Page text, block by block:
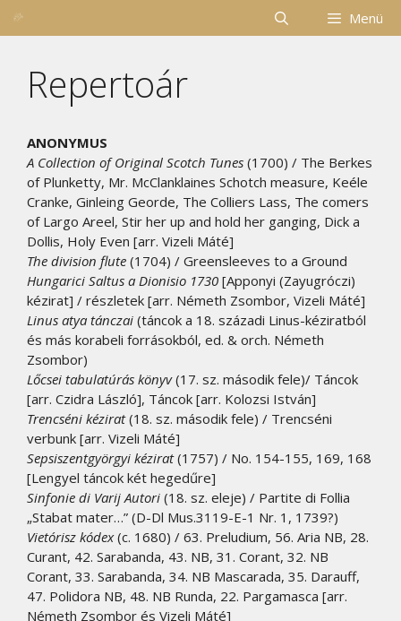
Kilépés
Menü
Repertoár
ANONYMUS
A Collection of Original Scotch Tunes (1700) / The Berkes
of Plunketty, Mr. McClanklaines Schotch measure, Keéle
Cranke, Ginleing Georde, The Colliers Lass, The comers
of Largo Areel, Stir her up and hold her ganging, Dick a
Dollis, Holy Even [arr. Vizeli Máté]
The division flute (1704) / Greensleeves to a Ground
Hungarici Saltus a Dionisio 1730 [Apponyi (Zayugróczi)
kézirat] / részletek [arr. Németh Zsombor, Vizeli Máté]
Linus atya tánczai (táncok a 18. századi Linus-kéziratból
és más korabeli forrásokból, ed. & orch. Németh
Zsombor)
Lőcsei tabulatúrás könyv(17. sz. második fele)/ Táncok
[arr. Czidra László], Táncok [arr. Kolozsi István]
Trencséni kézirat(18. sz. második fele) / Trencséni
verbunk [arr. Vizeli Máté]
Sepsiszentgyörgyi kézirat(1757) / No. 154-155, 169, 168
[Lengyel táncok két hegedűre]
Sinfonie di Varij Autori (18. sz. eleje) / Partite di Follia
„Stabat mater…” (D-Dl Mus.3119-E-1 Nr. 1, 1739?)
Vietórisz kódex(c. 1680) / 63. Preludium, 56. Aria NB, 28.
Curant, 42. Sarabanda, 43. NB, 31. Corant, 32. NB
Corant, 33. Sarabanda, 34. NB Mascarada, 35. Darauff,
47. Polidora NB, 48. NB Runda, 22. Pargamasca [arr.
Németh Zsombor és Vizeli Máté]